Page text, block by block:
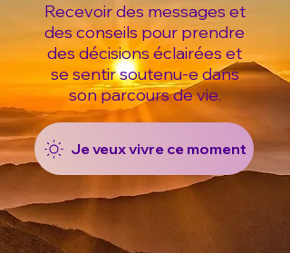
Recevoir des messages et
des conseils pour prendre
des décisions éclairées et
se sentir soutenu-e dans
son parcours de vie.
Je veux vivre ce moment